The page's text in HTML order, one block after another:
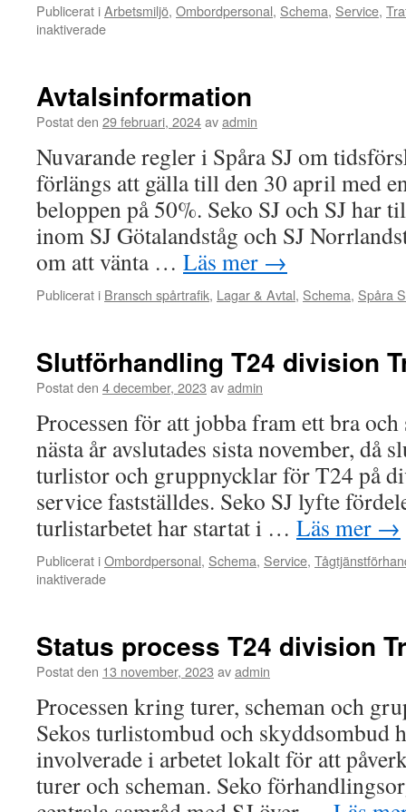
Publicerat iArbetsmiljö, Ombordpersonal, Schema, Service,
inaktiverade
schema
T24
och
T25
Avtalsinformation
Postat den 29 februari, 2024avadmin
Nuvarande regler i Spåra SJ om
förlängs att gälla till den 30 april med
beloppen på 50%. Seko SJ och SJ har
inom SJ Götalandståg och SJ
om att vänta … Läs mer →
Publicerat i Bransch spårtrafik, Lagar & Avtal, Schema, Spåra
Slutförhandling T24 division
Postat den 4 december, 2023 avadmin
Processen för att jobba fram ett bra
nästa år avslutades sista november, då
turlistor och gruppnycklar för T24 på
service fastställdes. Seko SJ lyfte
turlistarbetet har startat i … Läs mer →
Publicerat iOmbordpersonal, Schema, Service,
inaktiverade
Trafik
&
Status process T24 division
Postat den 13 november, 2023 avadmin
Processen kring turer, scheman och
Sekos turlistombud och skyddsombud
involverade i arbetet lokalt för att
turer och scheman. Seko